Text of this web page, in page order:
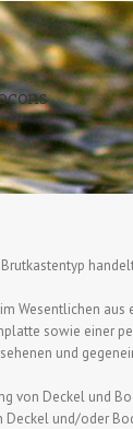
Wesentlichen
sowie einer
und
von Deckel und
Deckel und/oder